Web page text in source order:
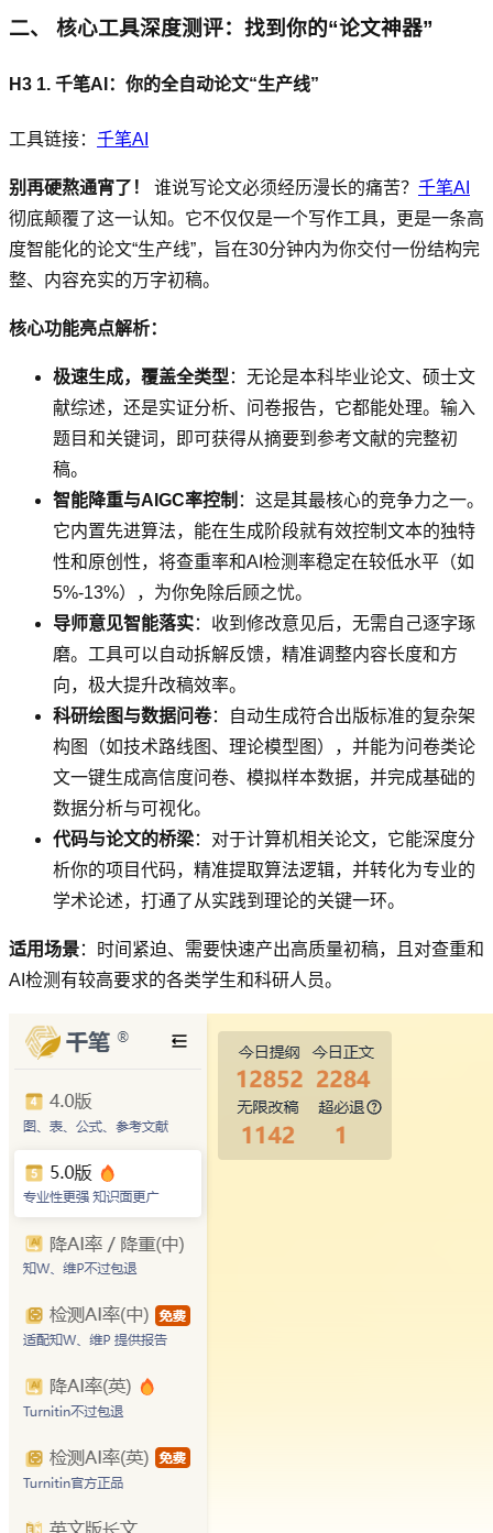
二、 核心工具深度测评：找到你的“论文神器”
H3 1. 千笔AI：你的全自动论文“生产线”
工具链接： 千笔AI
别再硬熬通宵了！ 谁说写论文必须经历漫长的痛苦？ 千笔AI
彻底颠覆了这一认知。它不仅仅是一个写作工具，更是一条高
度智能化的论文“生产线”，旨在30分钟内为你交付一份结构完
整、内容充实的万字初稿。
核心功能亮点解析：
极速生成，覆盖全类型 ：无论是本科毕业论文、硕士文
献综述，还是实证分析、问卷报告，它都能处理。输入
题目和关键词，即可获得从摘要到参考文献的完整初
稿。
智能降重与AIGC率控制 ：这是其最核心的竞争力之一。
它内置先进算法，能在生成阶段就有效控制文本的独特
性和原创性，将查重率和AI检测率稳定在较低水平（如
5%-13%），为你免除后顾之忧。
导师意见智能落实：收到修改意见后，无需自己逐字琢
磨。工具可以自动拆解反馈，精准调整内容长度和方
向，极大提升改稿效率。
科研绘图与数据问卷：自动生成符合出版标准的复杂架
构图（如技术路线图、理论模型图），并能为问卷类论
文一键生成高信度问卷、模拟样本数据，并完成基础的
数据分析与可视化。
代码与论文的桥梁：对于计算机相关论文，它能深度分
析你的项目代码，精准提取算法逻辑，并转化为专业的
学术论述，打通了从实践到理论的关键一环。
适用场景：时间紧迫、需要快速产出高质量初稿，且对查重和
AI检测有较高要求的各类学生和科研人员。